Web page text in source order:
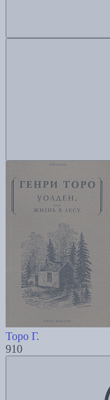
Торо Г.
910